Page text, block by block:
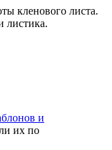
кленового листа.
листика.
и
их по